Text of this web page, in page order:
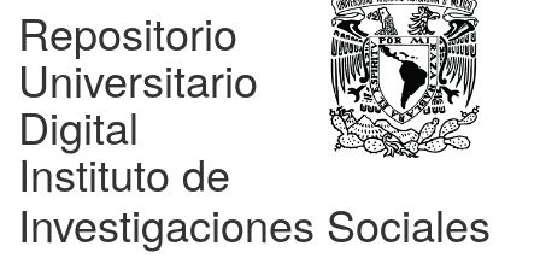
Repositorio
Universitario
Digital
Instituto de
Investigaciones Sociales